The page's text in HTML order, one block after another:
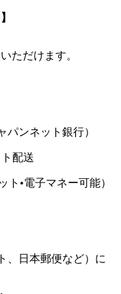
ただけます。
ンネット銀行）
配送
ト•電子マネー可能）
、日本郵便など）に